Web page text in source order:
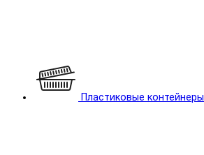
Пластиковые контейнеры